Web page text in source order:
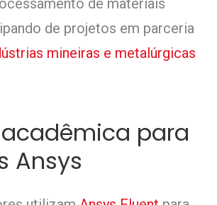
de projetos em parceria
mineiras e metalúrgicas
para
Ansys